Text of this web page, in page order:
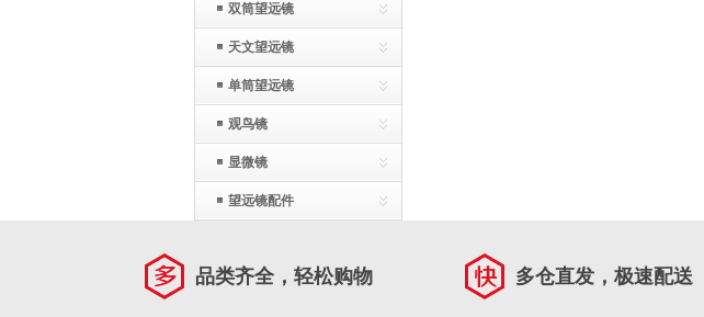
双筒望远镜
天文望远镜
单筒望远镜
观鸟镜
显微镜
望远镜配件
品类齐全，轻松购物 多仓直发，极速配送